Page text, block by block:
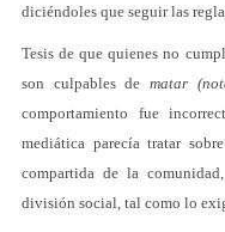
diciéndoles que seguir las
Tesis de que quienes no
son culpables dematar
comportamiento fue
mediática parecía tratar
compartida de la
división social, tal como lo